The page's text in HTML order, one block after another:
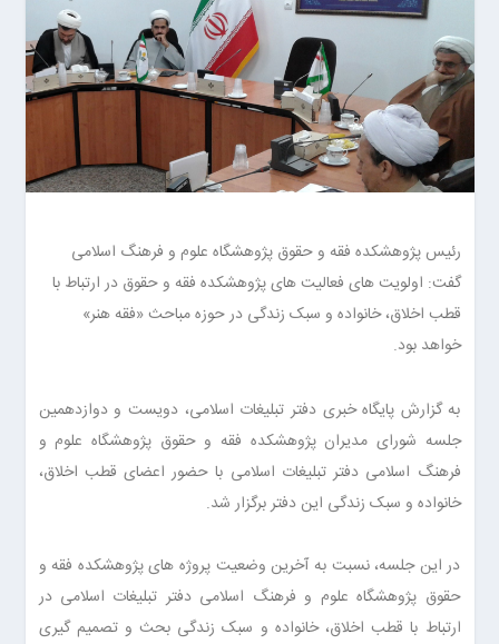
رئیس پژوهشکده فقه و حقوق پژوهشگاه علوم و فرهنگ اسلامی
گفت: اولویت های فعالیت های پژوهشکده فقه و حقوق در ارتباط با
قطب اخلاق، خانواده و سبک زندگی در حوزه مباحث «فقه هنر»
خواهد بود.
به گزارش پایگاه خبری دفتر تبلیغات اسلامی، دویست و دوازدهمین
جلسه شورای مدیران پژوهشکده فقه و حقوق پژوهشگاه علوم و
فرهنگ اسلامی دفتر تبلیغات اسلامی با حضور اعضای قطب اخلاق،
خانواده و سبک زندگی این دفتر برگزار شد.
در این جلسه، نسبت به آخرین وضعیت پروژه های پژوهشکده فقه و
حقوق پژوهشگاه علوم و فرهنگ اسلامی دفتر تبلیغات اسلامی در
ارتباط با قطب اخلاق، خانواده و سبک زندگی بحث و تصمیم ‌گیری